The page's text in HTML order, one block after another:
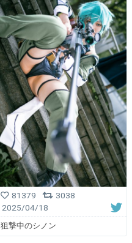
81379
3038
2025/04/18
狙撃中のシノン